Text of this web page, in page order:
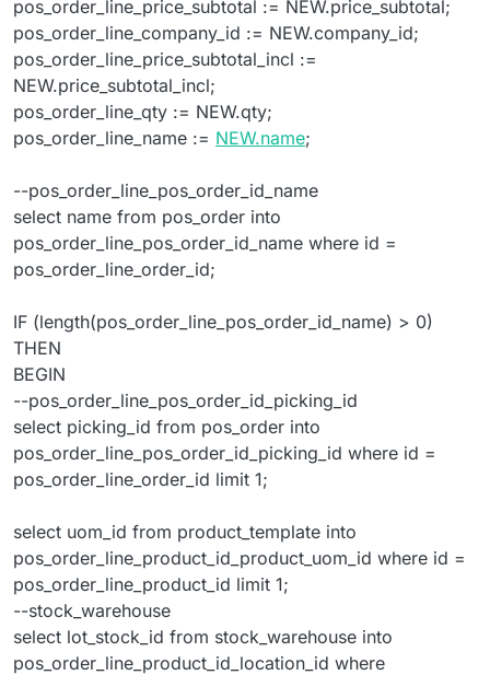
pos_order_line_price_subtotal := NEW.price_subtotal;
pos_order_line_company_id := NEW.company_id;
pos_order_line_price_subtotal_incl :=
NEW.price_subtotal_incl;
pos_order_line_qty := NEW.qty;
pos_order_line_name := NEW.name;
--pos_order_line_pos_order_id_name
select name from pos_order into
pos_order_line_pos_order_id_name where id =
pos_order_line_order_id;
IF (length(pos_order_line_pos_order_id_name) > 0)
THEN
BEGIN
--pos_order_line_pos_order_id_picking_id
select picking_id from pos_order into
pos_order_line_pos_order_id_picking_id where id =
pos_order_line_order_id limit 1;
select uom_id from product_template into
pos_order_line_product_id_product_uom_id where id =
pos_order_line_product_id limit 1;
--stock_warehouse
select lot_stock_id from stock_warehouse into
pos_order_line_product_id_location_id where